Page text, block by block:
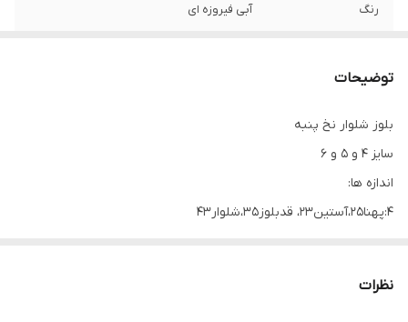
رنگ آبی فیروزه ای
توضیحات
بلوز شلوار نخ پنبه
سایز ۴ و ۵ و ۶
اندازه ها:
۴:پهنا۲۵،آستین۲۳، قدبلوز۳۵،شلوار۴۳
نظرات